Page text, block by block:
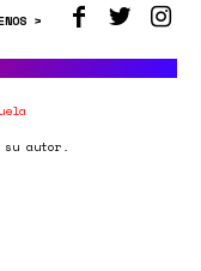
>
su autor.